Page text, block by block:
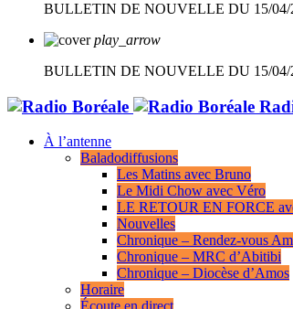
BULLETIN DE NOUVELLE DU 15/
play_arrow
BULLETIN DE NOUVELLE DU 15/
À l’antenne
Baladodiffusions
Les Matins avec Bruno
Le Midi Chow avec Véro
LE RETOUR EN FORCE
Nouvelles
Chronique – Rendez-vous
Chronique – MRC d’Abitibi
Chronique – Diocèse d’Amos
Horaire